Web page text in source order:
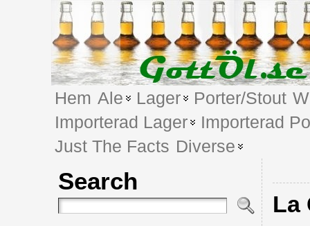
Hem Ale Lager Porter/Stout
Importerad Lager
Importerad
Just The Facts Diverse
Search
La